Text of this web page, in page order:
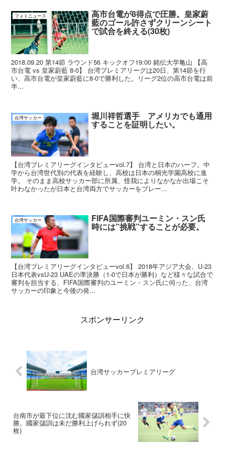
フォトニュース 高市台電が8得点で圧勝。皇家蔚
藍のゴール許さずクリーンシート
で試合を終える(30枚)
2018.09.20 第14節 ラウンド56 キックオフ19:00 銘伝大学亀山 【高
市台電 vs 皇家蔚藍 8-0】 台湾プレミアリーグは20日、第14節を行
い、高市台電が皇家蔚藍に8-0で勝利した。リーグ2位の高市台電は前
半...
台湾サッカー 堀川祥哲選手 アメリカでも通用
することを証明したい。
【台湾プレミアリーグインタビューvol.7】 台湾と日本のハーフ。中
学から台湾世代別の代表を経験し、高校は日本の桐光学園高校に進
学。 そのまま高校サッカー部に所属、怪我によりなかなか出場こそ
叶わなかったが日本と台湾両方でサッカーをプレー...
台湾サッカー FIFA国際審判ユーミン・スン氏
時には”挑戦”することが必要。
【台湾プレミアリーグインタビューvol.6】 2018年アジア大会、U-23
日本代表vsU-23 UAEの準決勝（1-0で日本が勝利）など様々な試合で
審判を担当する、FIFA国際審判のユーミン・スン氏に伺った、台湾
サッカーの印象と今後の発...
スポンサーリンク
台湾サッカープレミアリーグ
台南市が最下位に沈む國家儲訓相手に快
勝。國家儲訓は未だ勝利上げられず(20
枚)